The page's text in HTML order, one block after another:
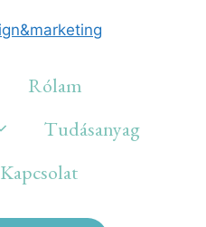
Rólam
Tudásanyag
Kapcsolat